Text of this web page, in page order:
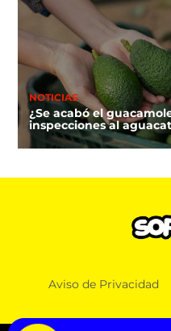
NOTICIAS
¿Se acabó el
inspecciones al
Aviso de Privacidad